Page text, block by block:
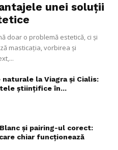
unei soluții
doar o problemă estetică, ci și
masticația, vorbirea și
la Viagra și Cialis:
științifice în...
și pairing-ul corect:
chiar funcționează